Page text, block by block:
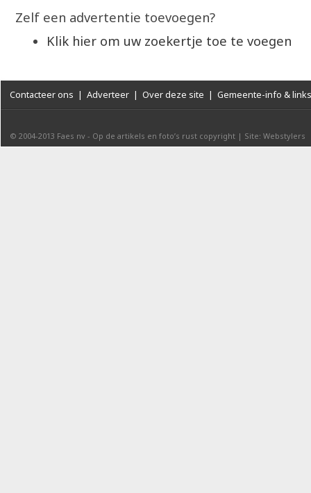
Zelf een advertentie toevoegen?
Klik hier om uw zoekertje toe te voegen
Contacteer ons | Adverteer | Over deze site | Gemeente-info & links
© 2004-2013 Faes nv - Op de artikels en foto’s rust copyright | Site: Webstylers